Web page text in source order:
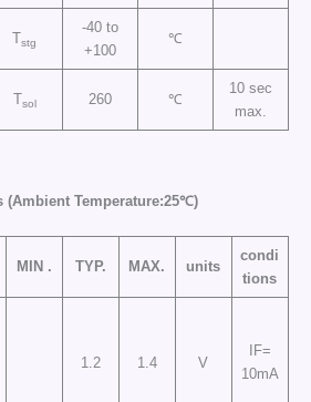
Tstg
-40 to
+100
℃
Tsol 260 ℃
10 sec
max.
(Ambient Temperature:25℃)
MIN . TYP. MAX. units
condi
tions
1.2 1.4 V
IF=
10mA